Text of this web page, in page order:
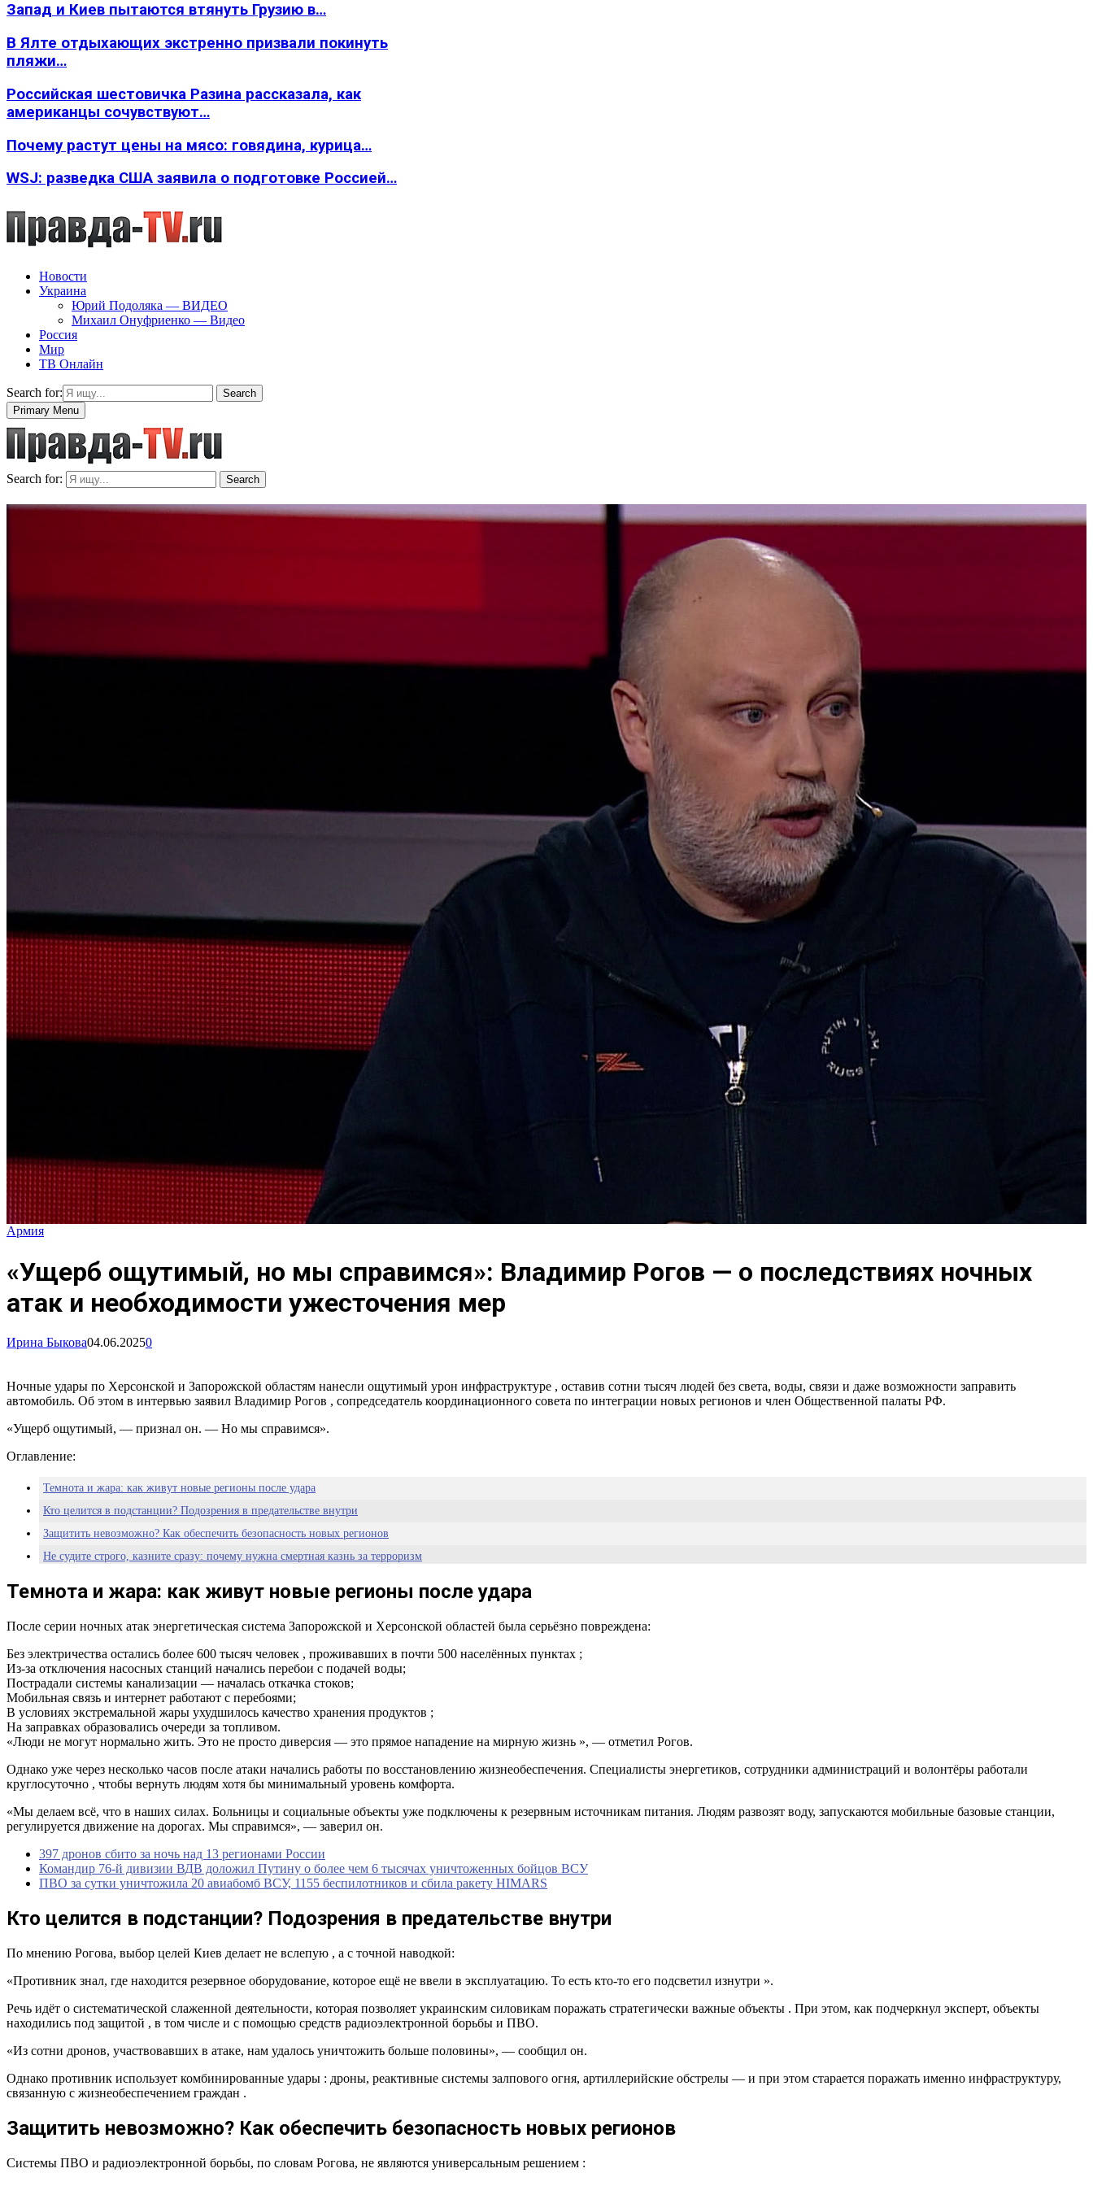
Запад и Киев пытаются втянуть Грузию в…
В Ялте отдыхающих экстренно призвали покинуть
пляжи…
Российская шестовичка Разина рассказала, как
американцы сочувствуют…
Почему растут цены на мясо: говядина, курица…
WSJ: разведка США заявила о подготовке Россией…
Новости
Украина
Юрий Подоляка — ВИДЕО
Михаил Онуфриенко — Видео
Россия
Мир
ТВ Онлайн
Search for:
Search
Primary Menu
Search for: Search
Армия
«Ущерб ощутимый, но мы справимся»: Владимир Рогов — о последствиях ночных
атак и необходимости ужесточения мер
Ирина Быкова04.06.20250
Ночные удары по Херсонской и Запорожской областям нанесли ощутимый урон инфраструктуре , оставив сотни тысяч людей без света, воды, связи и даже возможности заправить
автомобиль. Об этом в интервью заявил Владимир Рогов , сопредседатель координационного совета по интеграции новых регионов и член Общественной палаты РФ.
«Ущерб ощутимый, — признал он. — Но мы справимся».
Оглавление:
Темнота и жара: как живут новые регионы после удара
Кто целится в подстанции? Подозрения в предательстве внутри
Защитить невозможно? Как обеспечить безопасность новых регионов
Не судите строго, казните сразу: почему нужна смертная казнь за терроризм
Темнота и жара: как живут новые регионы после удара
После серии ночных атак энергетическая система Запорожской и Херсонской областей была серьёзно повреждена:
Без электричества остались более 600 тысяч человек , проживавших в почти 500 населённых пунктах ;
Из-за отключения насосных станций начались перебои с подачей воды;
Пострадали системы канализации — началась откачка стоков;
Мобильная связь и интернет работают с перебоями;
В условиях экстремальной жары ухудшилось качество хранения продуктов ;
На заправках образовались очереди за топливом.
«Люди не могут нормально жить. Это не просто диверсия — это прямое нападение на мирную жизнь », — отметил Рогов.
Однако уже через несколько часов после атаки начались работы по восстановлению жизнеобеспечения. Специалисты энергетиков, сотрудники администраций и волонтёры работали
круглосуточно , чтобы вернуть людям хотя бы минимальный уровень комфорта.
«Мы делаем всё, что в наших силах. Больницы и социальные объекты уже подключены к резервным источникам питания. Людям развозят воду, запускаются мобильные базовые станции,
регулируется движение на дорогах. Мы справимся», — заверил он.
397 дронов сбито за ночь над 13 регионами России
Командир 76-й дивизии ВДВ доложил Путину о более чем 6 тысячах уничтоженных бойцов ВСУ
ПВО за сутки уничтожила 20 авиабомб ВСУ, 1155 беспилотников и сбила ракету HIMARS
Кто целится в подстанции? Подозрения в предательстве внутри
По мнению Рогова, выбор целей Киев делает не вслепую , а с точной наводкой:
«Противник знал, где находится резервное оборудование, которое ещё не ввели в эксплуатацию. То есть кто-то его подсветил изнутри ».
Речь идёт о систематической слаженной деятельности, которая позволяет украинским силовикам поражать стратегически важные объекты . При этом, как подчеркнул эксперт, объекты
находились под защитой , в том числе и с помощью средств радиоэлектронной борьбы и ПВО.
«Из сотни дронов, участвовавших в атаке, нам удалось уничтожить больше половины», — сообщил он.
Однако противник использует комбинированные удары : дроны, реактивные системы залпового огня, артиллерийские обстрелы — и при этом старается поражать именно инфраструктуру,
связанную с жизнеобеспечением граждан .
Защитить невозможно? Как обеспечить безопасность новых регионов
Системы ПВО и радиоэлектронной борьбы, по словам Рогова, не являются универсальным решением :